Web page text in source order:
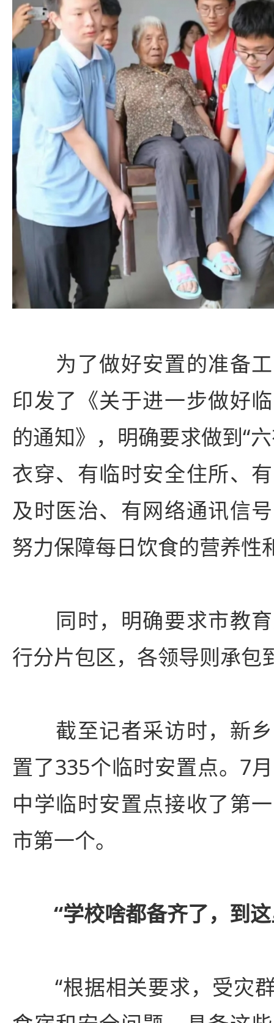
为了做好安置的准备工
印发了《关于进一步做好
的通知》，明确要求做到“
衣穿、有临时安全住所、
及时医治、有网络通讯信
努力保障每日饮食的营养性
同时，明确要求市教育
行分片包区，各领导则承包
截至记者采访时，新乡
置了335个临时安置点。7
中学临时安置点接收了第
市第一个。
“学校啥都备齐了，到
“根据相关要求，受灾